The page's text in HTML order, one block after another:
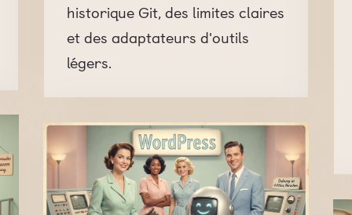
historique Git, des limites claires
et des adaptateurs d'outils
légers.